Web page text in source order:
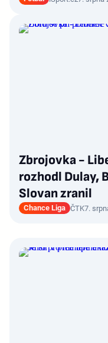
Zbrojovka -
rozhodl Dulay,
Slovan zranil
Chance Liga ČTK7.